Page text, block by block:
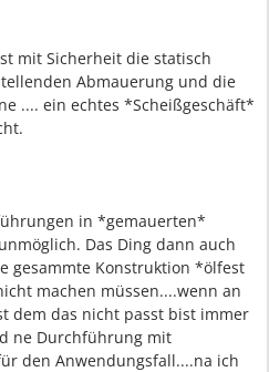
mit Sicherheit die statisch
Abmauerung und die
.... ein echtes *Scheißgeschäft*
in *gemauerten*
Das Ding dann auch
gesammte Konstruktion *ölfest
machen müssen....wenn an
dem das nicht passt bist immer
ne Durchführung mit
den Anwendungsfall....na ich